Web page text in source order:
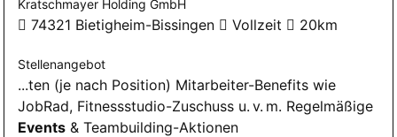
Kratschmayer Holding GmbH
74321 Bietigheim-Bissingen Vollzeit 20km
Stellenangebot
...ten (je nach Position) Mitarbeiter-Benefits wie
JobRad, Fitnessstudio-Zuschuss u. v. m. Regelmäßige
Events & Teambuilding-Aktionen